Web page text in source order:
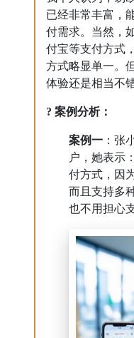
已经非常丰富，
付需求。当然，
付宝等支付方式
方式略显单一。
体验还是相当不
? 案例分析：
案例一 ：张
户，她表示
付方式，因
而且支持多
也不用担心